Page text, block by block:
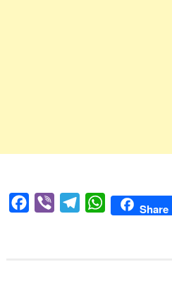
Facebook
Viber TelegramWhatsAppShare